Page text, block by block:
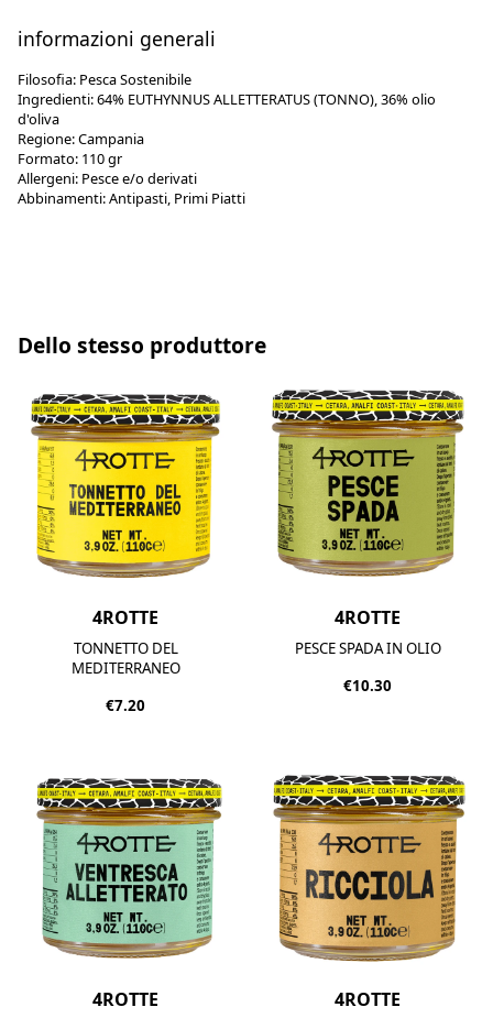
informazioni generali
Filosofia: Pesca Sostenibile
Ingredienti:64% EUTHYNNUS ALLETTERATUS (TONNO), 36% olio
d'oliva
Regione:Campania
Formato: 110 gr
Allergeni: Pesce e/o derivati
Abbinamenti:Antipasti, Primi Piatti
Dello stesso produttore
4ROTTE
TONNETTO DEL
MEDITERRANEO
€7.20
4ROTTE
PESCE SPADA IN OLIO
€10.30
4ROTTE 4ROTTE